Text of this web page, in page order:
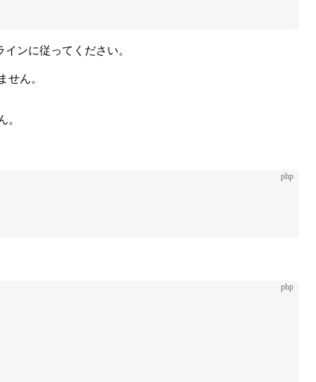
ンに従ってください。
せん。
。
php
php